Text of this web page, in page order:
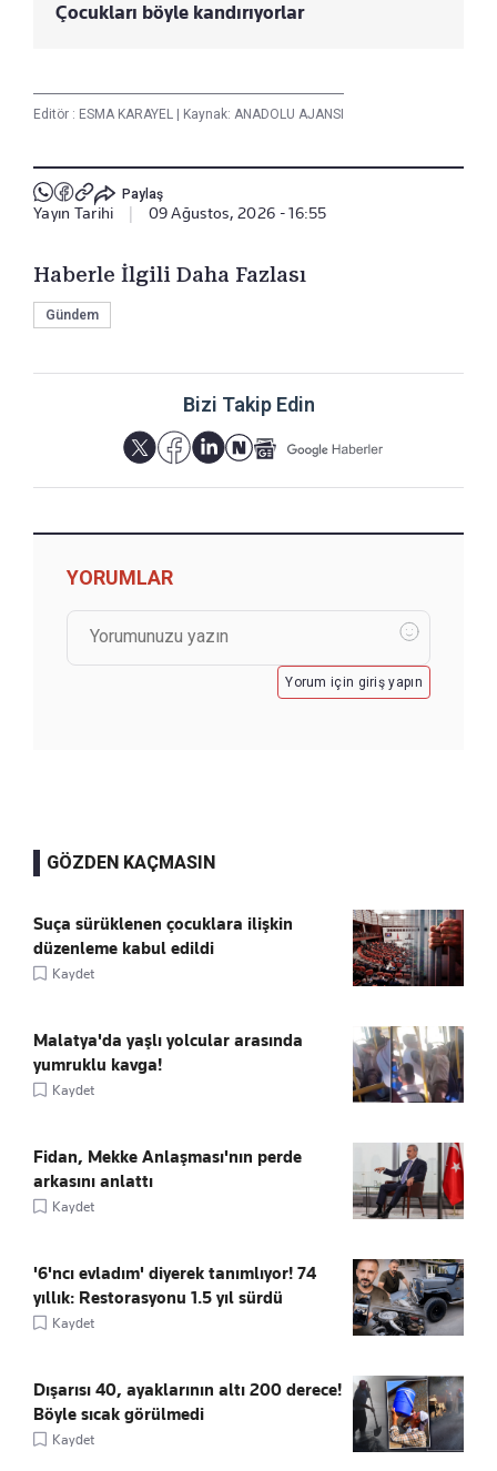
Çocukları böyle kandırıyorlar
Editör : ESMA KARAYEL Kaynak: ANADOLU AJANSI
Paylaş
Yayın Tarihi 09 Ağustos, 2026 - 16:55
Haberle İlgili Daha Fazlası
Gündem
Bizi Takip Edin
YORUMLAR
Yorum için giriş yapın
GÖZDEN KAÇMASIN
Suça sürüklenen çocuklara ilişkin
düzenleme kabul edildi
Kaydet
Malatya'da yaşlı yolcular arasında
yumruklu kavga!
Kaydet
Fidan, Mekke Anlaşması'nın perde
arkasını anlattı
Kaydet
'6'ncı evladım' diyerek tanımlıyor! 74
yıllık: Restorasyonu 1.5 yıl sürdü
Kaydet
Dışarısı 40, ayaklarının altı 200 derece!
Böyle sıcak görülmedi
Kaydet